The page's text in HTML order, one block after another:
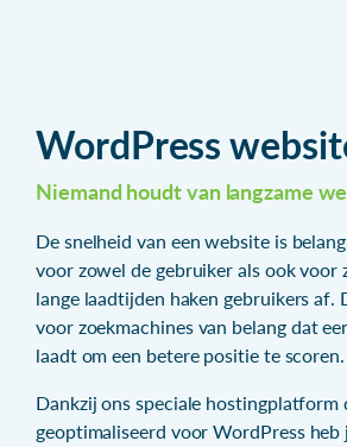
WordPress
Niemand houdt van langzame
De snelheid van een website is
voor zowel de gebruiker als ook voor
lange laadtijden haken gebruikers af.
voor zoekmachines van belang dat
laadt om een betere positie te scoren.
Dankzij ons speciale hostingplatform
geoptimaliseerd voor WordPress heb